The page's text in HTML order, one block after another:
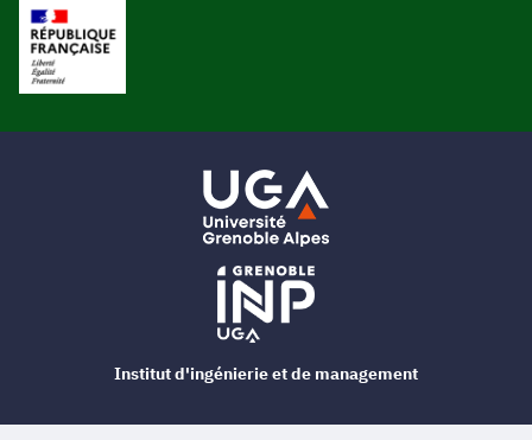
Institut d'ingénierie et de management